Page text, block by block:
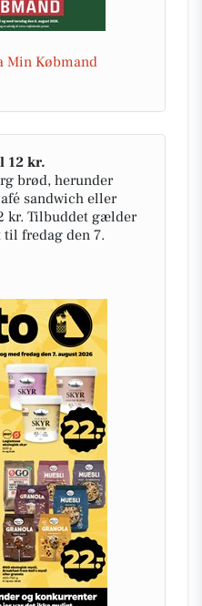
Min Købmand
12 kr.
brød, herunder
sandwich eller
kr. Tilbuddet gælder
fredag den 7.